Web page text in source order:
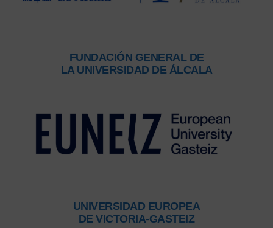
FUNDACIÓN GENERAL DE
LA UNIVERSIDAD DE ÁLCALA
UNIVERSIDAD EUROPEA
DE VICTORIA-GASTEIZ